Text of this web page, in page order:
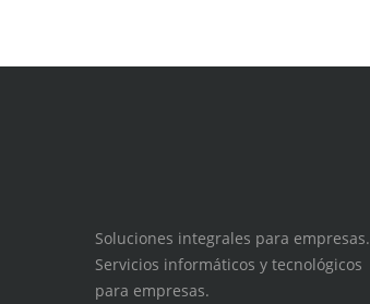
Soluciones integrales para empresas.
Servicios informáticos y tecnológicos
para empresas.